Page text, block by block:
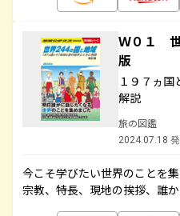
Ｗ０１
版
１９７ヵ国
解説
旅の図鑑
2024.07.18
今こそ学びたい世界のことを
宗教、特長、現地の挨拶、誰